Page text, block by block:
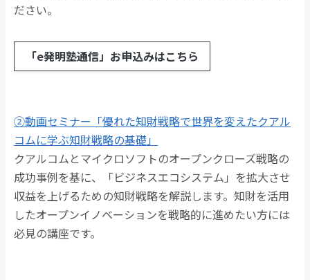
ださい。
「e発明塾通信」お申込みはこちら
②動画セミナー「優れた知財戦略で世界を変えたクアル
コムに学ぶ知財戦略の基礎」
クアルコムとマイクロソフトのオープンクローズ戦略の
成功事例を基に、「ビジネスエコシステム」を拡大させ
収益を上げるための知財戦略を解説します。知財を活用
したオープンイノベーションを戦略的に進めたい方には
必見の講座です。